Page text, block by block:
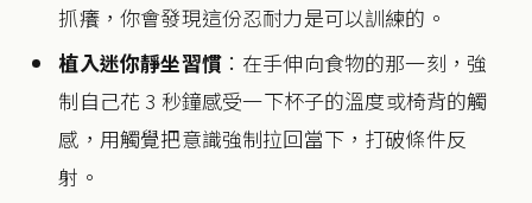
抓癢，你會發現這份忍耐力是可以訓練的。
植入迷你靜坐習慣：在手伸向食物的那一刻，強
制自己花 3 秒鐘感受一下杯子的溫度或椅背的觸
感，用觸覺把意識強制拉回當下，打破條件反
射。